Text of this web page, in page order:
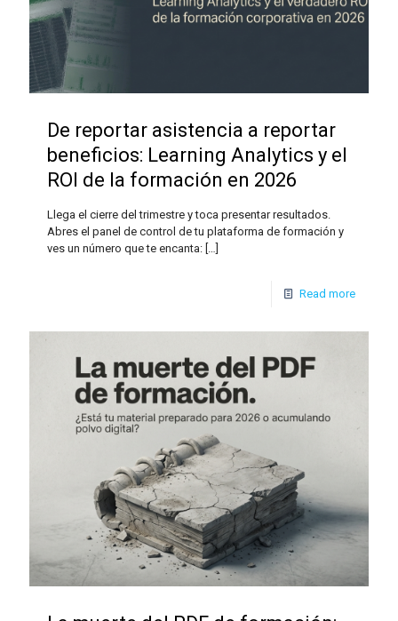
De reportar asistencia a reportar
beneficios: Learning Analytics y el
ROI de la formación en 2026
Llega el cierre del trimestre y toca presentar resultados.
Abres el panel de control de tu plataforma de formación y
ves un número que te encanta: […]
Read more